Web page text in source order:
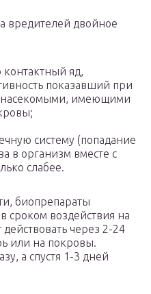
вредителей двойное
контактный яд,
показавший при
насекомыми, имеющими
систему (попадание
в организм вместе с
слабее.
биопрепараты
сроком воздействия на
через 2-24
или на покровы.
а спустя 1-3 дней